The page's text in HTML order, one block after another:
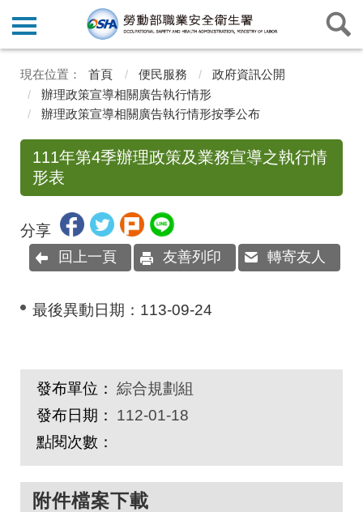
首頁 便民服務
政府資訊公開
辦理政策宣導相關廣告執行情形
辦理政策宣導相關廣告執行情形按季公布
111年第4季辦理政策及業務宣導之執行情
形表
分享
回上一頁 友善列印 轉寄友人
最後異動日期： 113-09-24
發布單位： 綜合規劃組
發布日期：
112-01-18
點閱次數：
附件檔案下載